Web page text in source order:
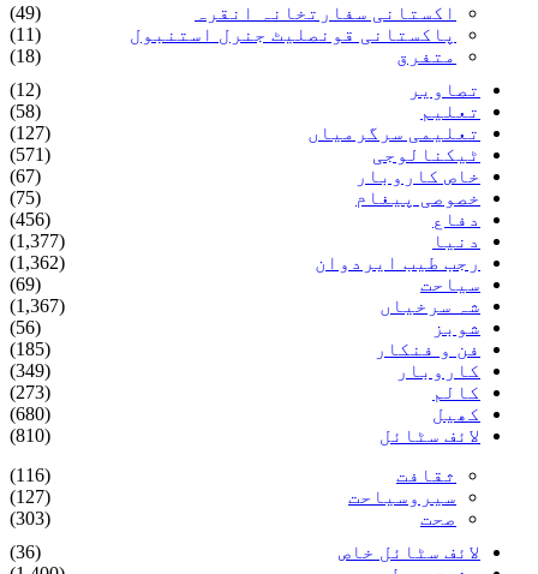
اکستانی سفارتخانہ انقرہ
(49)
پاکستانی قونصلیٹ جنرل استنبول
(11)
متفرق
(18)
تصاویر
(12)
تعلیم
(58)
تعلیمی سرگرمیاں
(127)
ٹیکنالوجی
(571)
خاص کاروبار
(67)
خصوصی پیغام
(75)
دفاع
(456)
دنیا
(1,377)
رجب طیب ایردوان
(1,362)
سیاحت
(69)
شہ سرخیاں
(1,367)
شوبز
(56)
فن و فنکار
(185)
کاروبار
(349)
کالم
(273)
کھیل
(680)
لائف سٹائل
(810)
ثقافت
(116)
سیروسیاحت
(127)
صحت
(303)
لائف سٹائل خاص
(36)